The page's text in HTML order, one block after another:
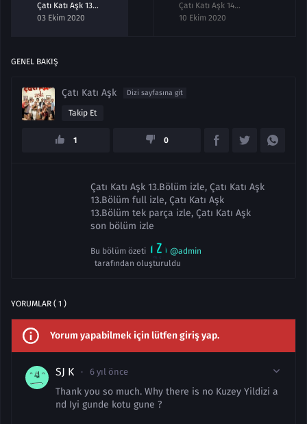
Çatı Katı Aşk 13.Bölüm izle
03 Ekim 2020
Çatı Katı Aşk 14.Bölüm izle
10 Ekim 2020
GENEL BAKIŞ
Çatı Katı Aşk Dizi sayfasına git
Takip Et
1 0
Çatı Katı Aşk 13.Bölüm izle, Çatı Katı Aşk
13.Bölüm full izle, Çatı Katı Aşk
13.Bölüm tek parça izle, Çatı Katı Aşk
son bölüm izle
Bu bölüm özeti
@admin
tarafından oluşturuldu
YORUMLAR ( 1 )
Yorum yapabilmek için lütfen giriş yap.
SJ K 6 yıl önce
Thank you so much. Why there is no Kuzey Yildizi a
nd Iyi gunde kotu gune ?